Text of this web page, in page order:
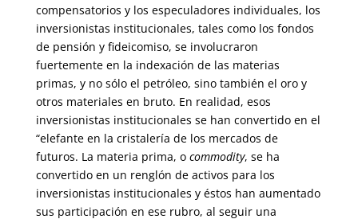
compensatorios y los especuladores individuales, los
inversionistas institucionales, tales como los fondos
de pensión y fideicomiso, se involucraron
fuertemente en la indexación de las materias
primas, y no sólo el petróleo, sino también el oro y
otros materiales en bruto. En realidad, esos
inversionistas institucionales se han convertido en el
“elefante en la cristalería de los mercados de
futuros. La materia prima, o commodity, se ha
convertido en un renglón de activos para los
inversionistas institucionales y éstos han aumentado
sus participación en ese rubro, al seguir una